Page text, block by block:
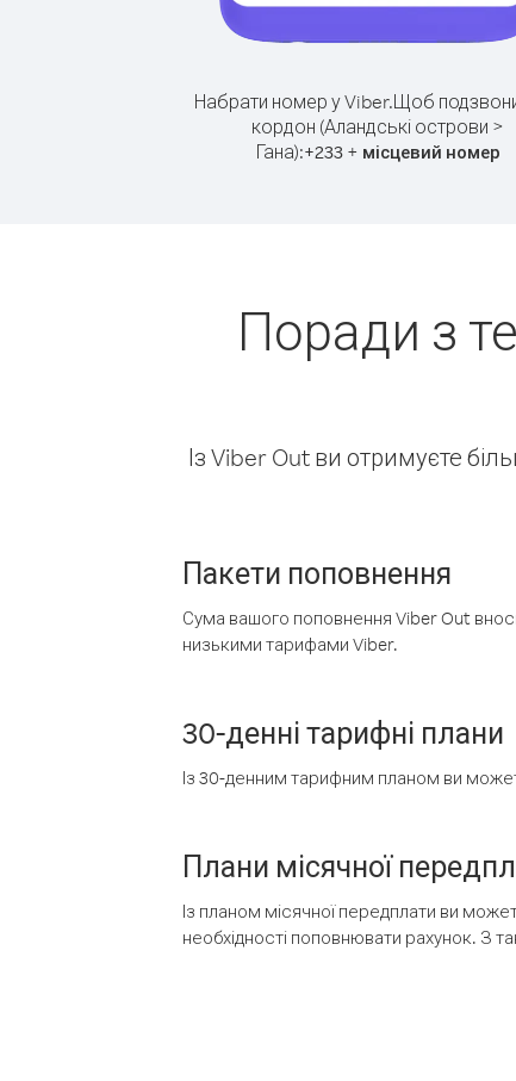
Набрати номер у Viber.Щоб
кордон (Аландські острови >
Гана):+233+ місцевий номер
Поради з
Із Viber Out ви отримуєте
Пакети поповнення
Сума вашого поповнення Viber Out
низькими тарифами Viber.
30-денні тарифні плани
Із 30-денним тарифним планом ви
Плани місячної
Із планом місячної передплати ви
необхідності поповнювати рахунок. З